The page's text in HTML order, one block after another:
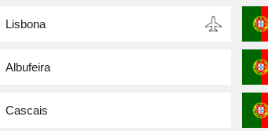
Lisbona
Albufeira
Cascais